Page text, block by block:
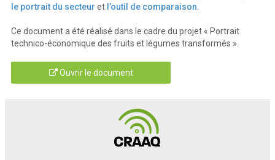
le portrait du secteur et l’outil de comparaison
Ce document a été réalisé dans le cadre du projet « Portrait
technico-économique des fruits et légumes transformés ».
Ouvrir le document